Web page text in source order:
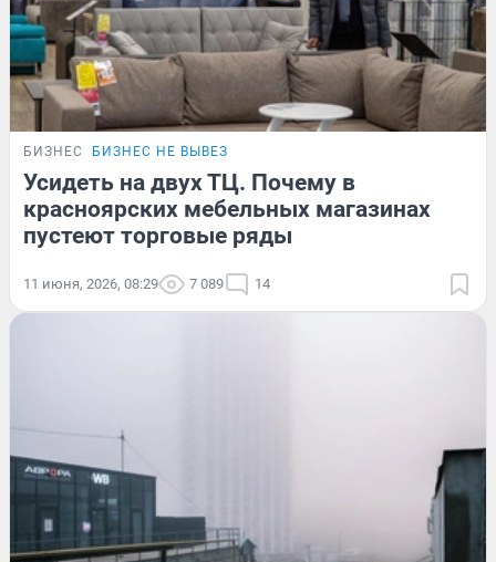
БИЗНЕС БИЗНЕС НЕ ВЫВЕЗ
Усидеть на двух ТЦ. Почему в
красноярских мебельных магазинах
пустеют торговые ряды
11 июня, 2026, 08:29 7 089 14